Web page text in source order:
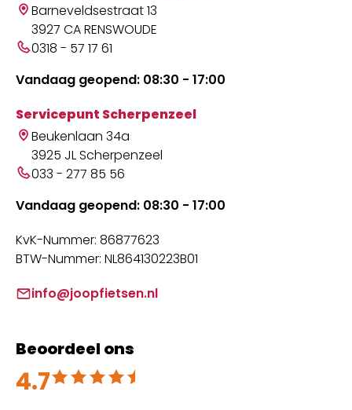
Barneveldsestraat 13
3927 CA RENSWOUDE
0318 - 57 17 61
Vandaag geopend: 08:30 - 17:00
Servicepunt Scherpenzeel
Beukenlaan 34a
3925 JL Scherpenzeel
033 - 277 85 56
Vandaag geopend: 08:30 - 17:00
KvK-Nummer: 86877623
BTW-Nummer: NL864130223B01
info@joopfietsen.nl
Beoordeel ons
4.7
Beoordeeld met 4.7 uit 5